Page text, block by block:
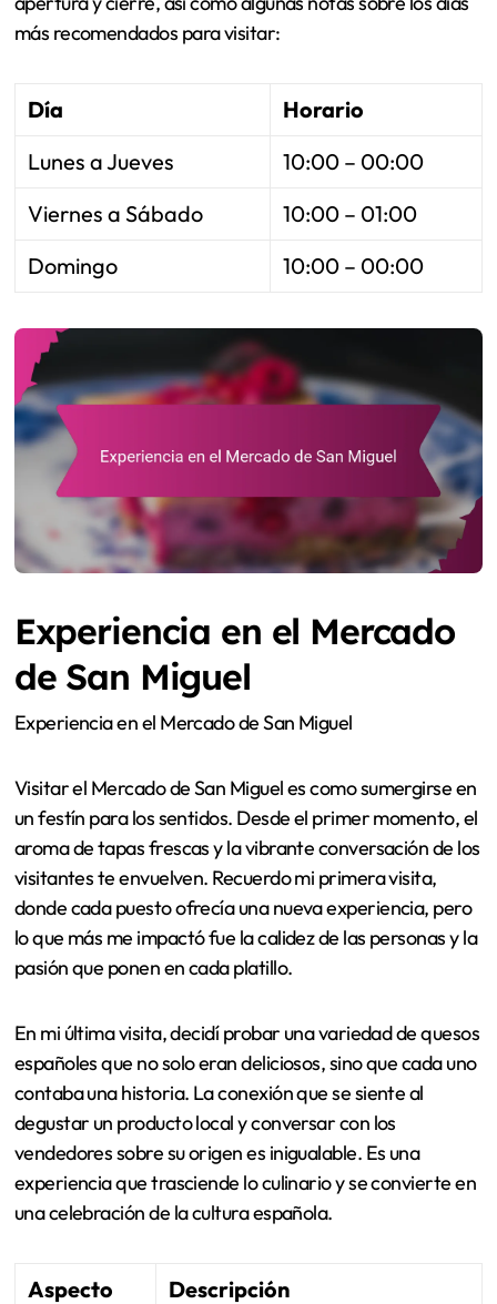
más recomendados para visitar:
Día
Horario
Lunes a Jueves
10:00 – 00:00
Viernes a Sábado
10:00 – 01:00
Domingo
10:00 – 00:00
Experiencia en el Mercado
de San Miguel
Experiencia en el Mercado de San Miguel
Visitar el Mercado de San Miguel es como sumergirse en
un festín para los sentidos. Desde el primer momento, el
aroma de tapas frescas y la vibrante conversación de los
visitantes te envuelven. Recuerdo mi primera visita,
donde cada puesto ofrecía una nueva experiencia, pero
lo que más me impactó fue la calidez de las personas y la
pasión que ponen en cada platillo.
En mi última visita, decidí probar una variedad de quesos
españoles que no solo eran deliciosos, sino que cada uno
contaba una historia. La conexión que se siente al
degustar un producto local y conversar con los
vendedores sobre su origen es inigualable. Es una
experiencia que trasciende lo culinario y se convierte en
una celebración de la cultura española.
Aspecto Descripción